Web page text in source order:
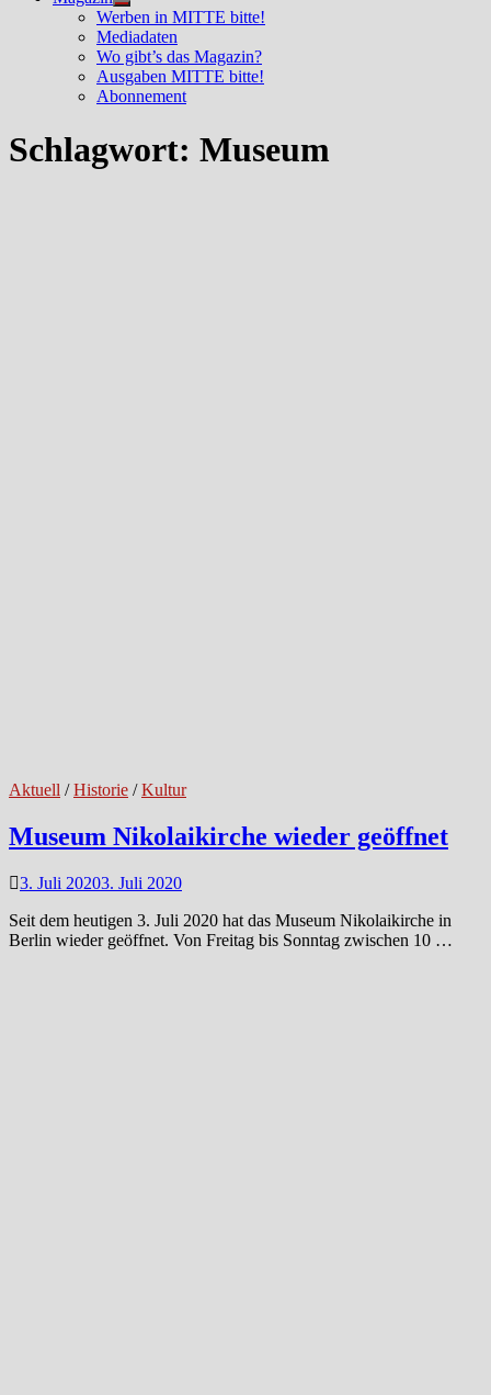
Untermenü
anzeigen
Werben in MITTE bitte!
Mediadaten
Wo gibt’s das Magazin?
Ausgaben MITTE bitte!
Abonnement
Schlagwort: Museum
Aktuell /Historie /Kultur
Museum Nikolaikirche wieder geöffnet
3. Juli 20203. Juli 2020
Seit dem heutigen 3. Juli 2020 hat das Museum Nikolaikirche in
Berlin wieder geöffnet. Von Freitag bis Sonntag zwischen 10 …